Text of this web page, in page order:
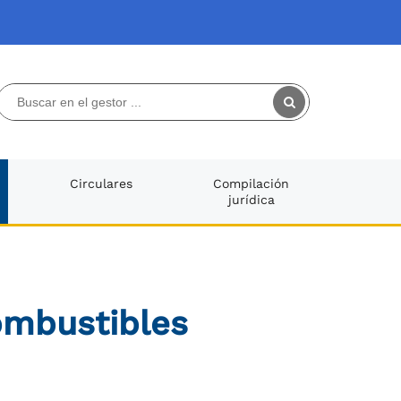
Circulares
Compilación
jurídica